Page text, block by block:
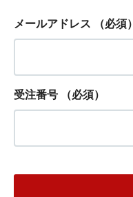
メールアドレス （必須）
受注番号 （必須）